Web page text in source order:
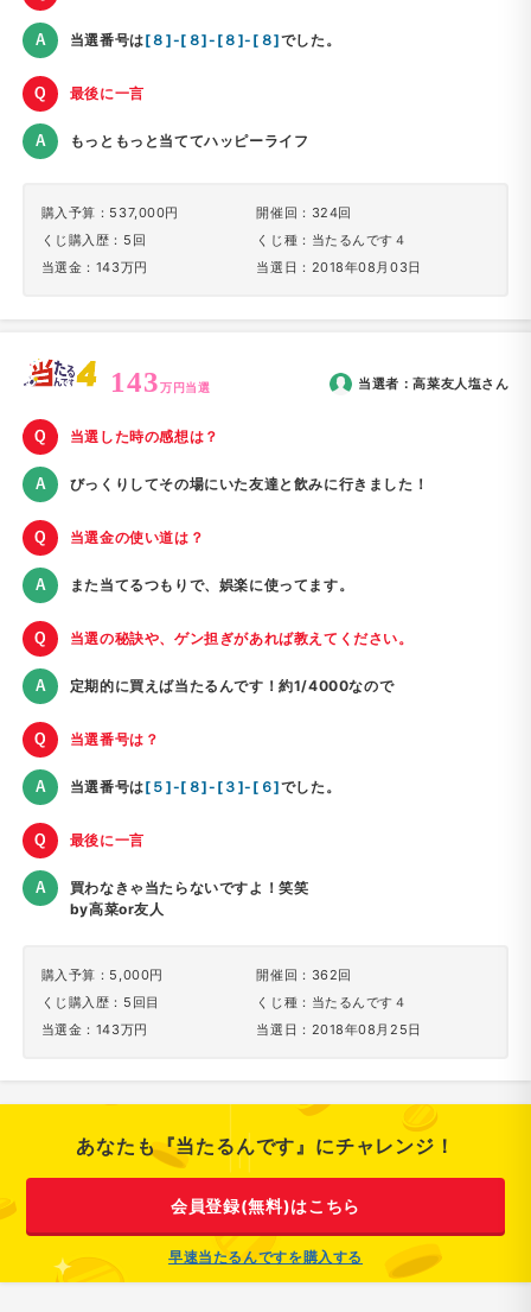
当選番号は[８]-[８]-[８]-[８]でした。
最後に一言
もっともっと当ててハッピーライフ
購入予算：537,000円
くじ購入歴：5回
当選金：143万円
開催回：324回
くじ種：当たるんです４
当選日：2018年08月03日
143万円当選 当選者：高菜友人塩さん
当選した時の感想は？
びっくりしてその場にいた友達と飲みに行きました！
当選金の使い道は？
また当てるつもりで、娯楽に使ってます。
当選の秘訣や、ゲン担ぎがあれば教えてください。
定期的に買えば当たるんです！約1/4000なので
当選番号は？
当選番号は[５]-[８]-[３]-[６]でした。
最後に一言
買わなきゃ当たらないですよ！笑笑
by高菜or友人
購入予算：5,000円
くじ購入歴：5回目
当選金：143万円
開催回：362回
くじ種：当たるんです４
当選日：2018年08月25日
あなたも『当たるんです』にチャレンジ！
会員登録(無料)はこちら
早速当たるんですを購入する